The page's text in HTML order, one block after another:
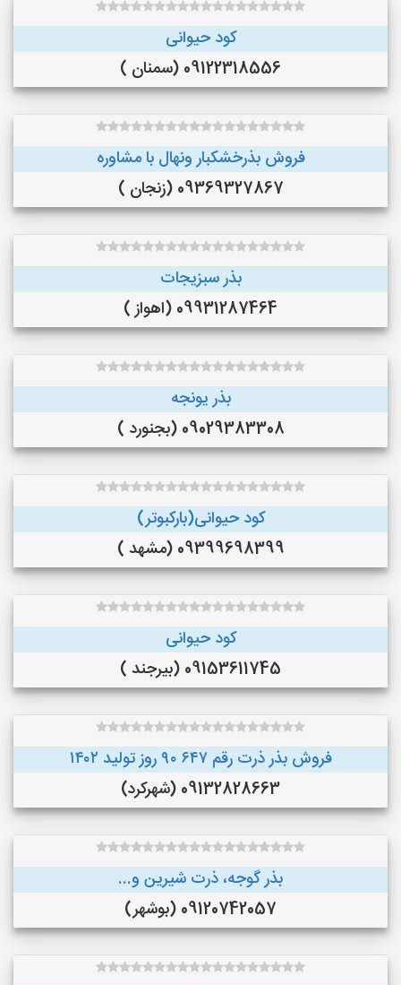
کود حیوانی
09122318556 (سمنان )
فروش بذرخشکبار ونهال با مشاوره
09369327867 (زنجان )
بذر سبزیجات
09931287464 (اهواز )
بذر یونجه
09029383308 (بجنورد )
کود حیوانی(بارکبوتر)
09399698399 (مشهد )
کود حیوانی
09153611745 (بیرجند )
فروش بذر ذرت رقم ۶۴۷ ۹۰ روز تولید ۱۴۰۲
09132828663 (شهرکرد)
بذر گوجه، ذرت شیرین و...
09120742057 (بوشهر)